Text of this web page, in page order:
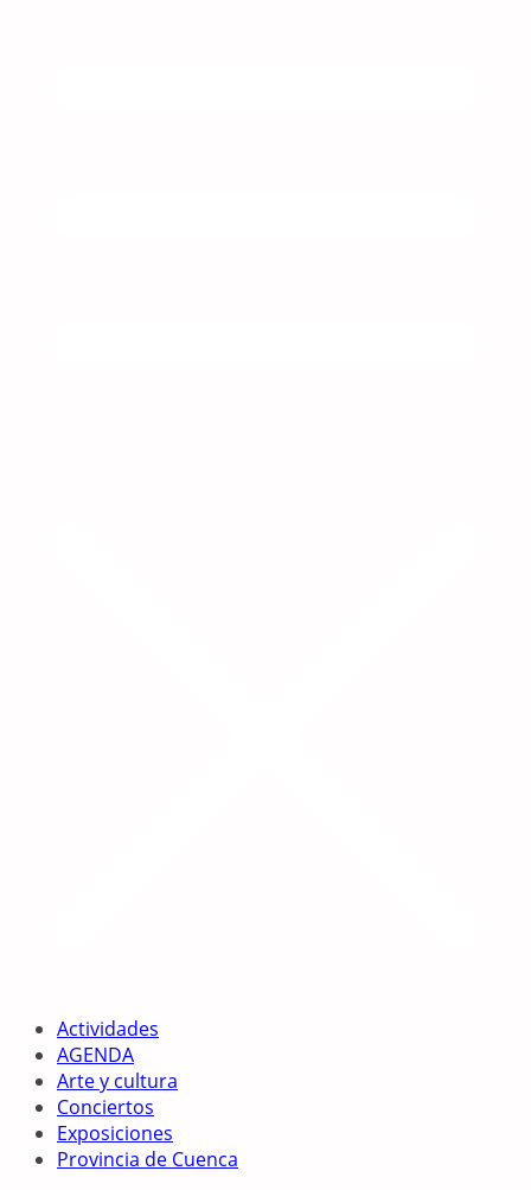
Actividades
AGENDA
Arte y cultura
Conciertos
Exposiciones
Provincia de Cuenca